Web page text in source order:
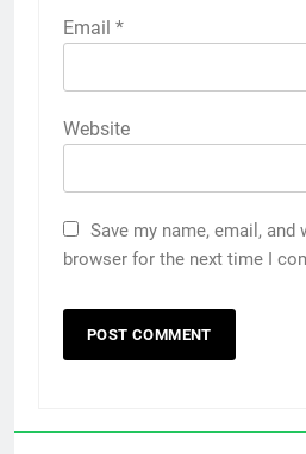
Email *
Website
Save my name, email, and
browser for the next time I